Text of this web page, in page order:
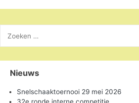
naar:
Nieuws
Snelschaaktoernooi 29 mei 2026